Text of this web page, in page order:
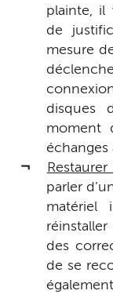
plainte, il
de
mesure
disques
moment
échanges
parler
matériel
des
de se